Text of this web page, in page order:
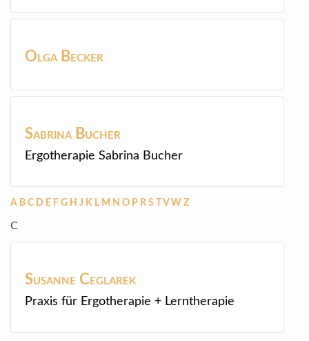
Olga Becker
Sabrina Bucher
Ergotherapie Sabrina Bucher
A B C D E F G H J K L M N O P R S V W Z
C
Susanne Ceglarek
Praxis für Ergotherapie + Lerntherapie